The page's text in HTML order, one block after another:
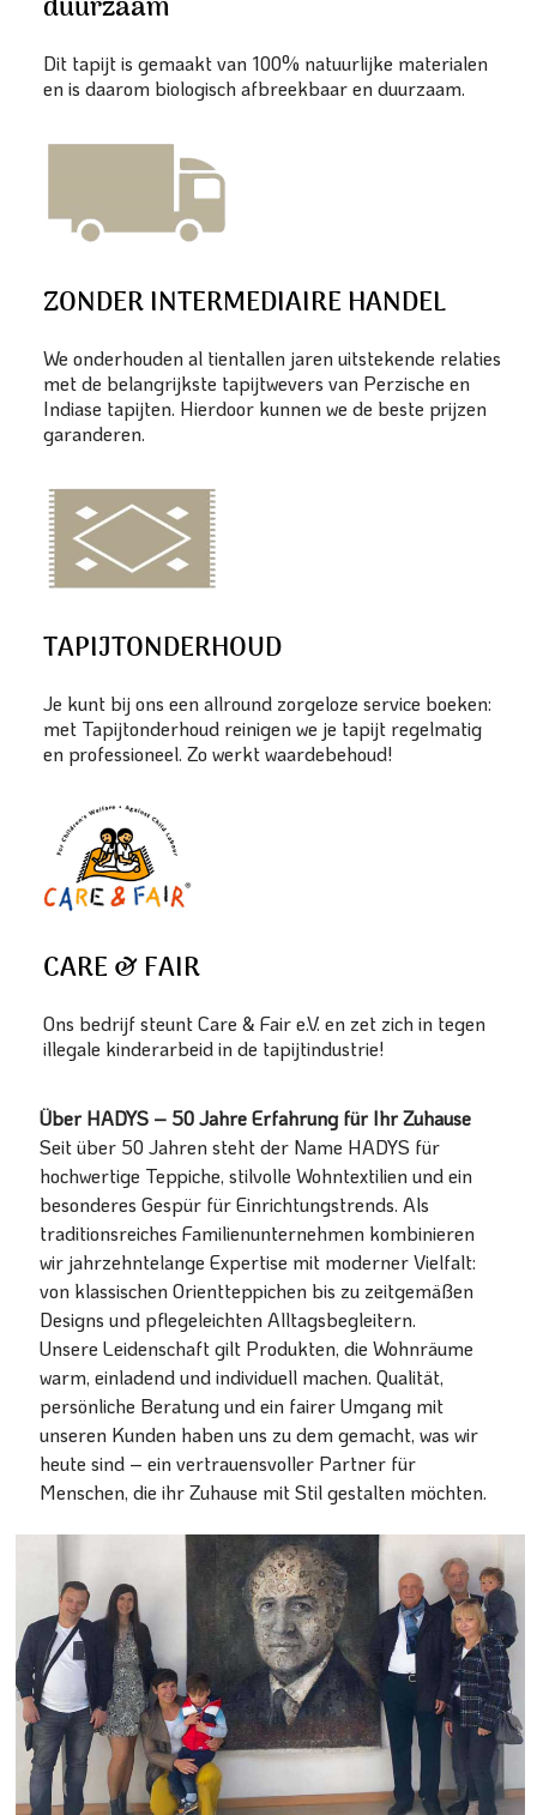
duurzaam
Dit tapijt is gemaakt van 100% natuurlijke materialen
en is daarom biologisch afbreekbaar en duurzaam.
ZONDER INTERMEDIAIRE HANDEL
We onderhouden al tientallen jaren uitstekende relaties
met de belangrijkste tapijtwevers van Perzische en
Indiase tapijten. Hierdoor kunnen we de beste prijzen
garanderen.
TAPIJTONDERHOUD
Je kunt bij ons een allround zorgeloze service boeken:
met Tapijtonderhoud reinigen we je tapijt regelmatig
en professioneel. Zo werkt waardebehoud!
CARE & FAIR
Ons bedrijf steunt Care & Fair e.V. en zet zich in tegen
illegale kinderarbeid in de tapijtindustrie!
Über HADYS – 50 Jahre Erfahrung für Ihr Zuhause
Seit über 50 Jahren steht der Name HADYS für
hochwertige Teppiche, stilvolle Wohntextilien und ein
besonderes Gespür für Einrichtungstrends. Als
traditionsreiches Familienunternehmen kombinieren
wir jahrzehntelange Expertise mit moderner Vielfalt:
von klassischen Orientteppichen bis zu zeitgemäßen
Designs und pflegeleichten Alltagsbegleitern.
Unsere Leidenschaft gilt Produkten, die Wohnräume
warm, einladend und individuell machen. Qualität,
persönliche Beratung und ein fairer Umgang mit
unseren Kunden haben uns zu dem gemacht, was wir
heute sind – ein vertrauensvoller Partner für
Menschen, die ihr Zuhause mit Stil gestalten möchten.